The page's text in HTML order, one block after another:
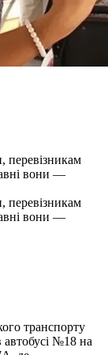
перевізникам
вони —
перевізникам
вони —
транспорту
автобусі №18 на